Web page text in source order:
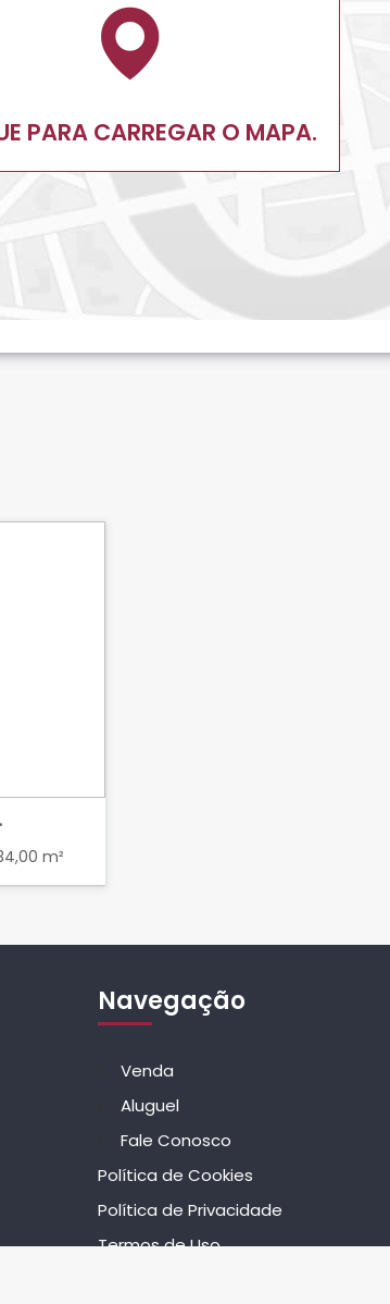
PARA CARREGAR O MAPA.
m²
Navegação
Venda
Aluguel
Fale Conosco
Política de Cookies
Política de Privacidade
Termos de Uso